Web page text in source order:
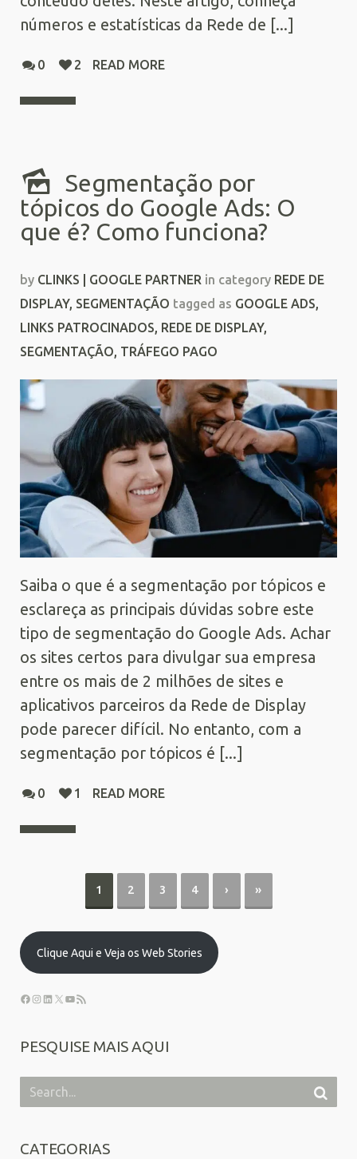
números e estatísticas da Rede de [...]
0 2 READ MORE
Segmentação por
tópicos do Google Ads: O
que é? Como funciona?
by CLINKS | GOOGLE PARTNER in category REDE DE
DISPLAY, SEGMENTAÇÃO tagged as GOOGLE ADS,
LINKS PATROCINADOS, REDE DE DISPLAY,
SEGMENTAÇÃO, TRÁFEGO PAGO
Saiba o que é a segmentação por tópicos e
esclareça as principais dúvidas sobre este
tipo de segmentação do Google Ads. Achar
os sites certos para divulgar sua empresa
entre os mais de 2 milhões de sites e
aplicativos parceiros da Rede de Display
pode parecer difícil. No entanto, com a
segmentação por tópicos é [...]
0 1 READ MORE
1 2 3 4 › »
Clique Aqui e Veja os Web Stories
PESQUISE MAIS AQUI
CATEGORIAS